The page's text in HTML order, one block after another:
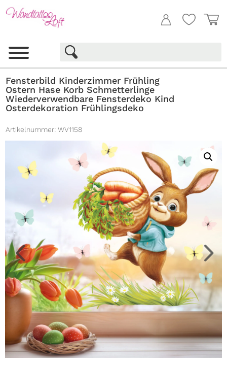
Fensterbild Kinderzimmer Frühling
Ostern Hase Korb Schmetterlinge
Wiederverwendbare Fensterdeko Kind
Osterdekoration Frühlingsdeko
Artikelnummer: WV1158